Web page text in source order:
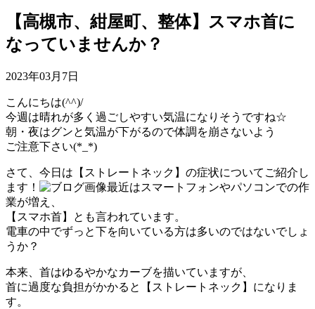
【高槻市、紺屋町、整体】スマホ首に
なっていませんか？
2023年03月7日
こんにちは(^^)/
今週は晴れが多く過ごしやすい気温になりそうですね☆
朝・夜はグンと気温が下がるので体調を崩さないよう
ご注意下さい(*_*)
さて、今日は【ストレートネック】の症状についてご紹介し
ます！
最近はスマートフォンやパソコンでの作
業が増え、
【スマホ首】とも言われています。
電車の中でずっと下を向いている方は多いのではないでしょ
うか？
本来、首はゆるやかなカーブを描いていますが、
首に過度な負担がかかると【ストレートネック】になりま
す。